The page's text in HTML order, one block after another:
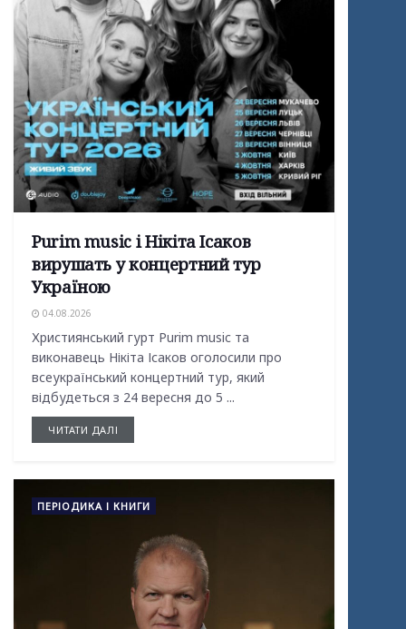
Purim music і Нікіта Ісаков
вирушать у концертний тур
Україною
04.08.2026
Християнський гурт Purim music та
виконавець Нікіта Ісаков оголосили про
всеукраїнський концертний тур, який
відбудеться з 24 вересня до 5 ...
ЧИТАТИ ДАЛІ
ПЕРІОДИКА І КНИГИ